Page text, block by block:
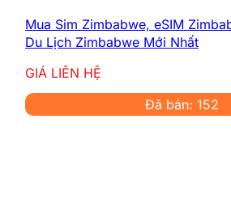
Mua Sim Zimbabwe, eSIM
Du Lịch Zimbabwe Mới Nhất
GIÁ LIÊN HỆ
Đã bán: 152